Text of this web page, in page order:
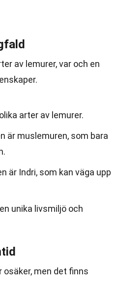
av lemurer, var och en
arter av lemurer.
är muslemuren, som bara
är Indri, som kan väga upp
unika livsmiljö och
osäker, men det finns